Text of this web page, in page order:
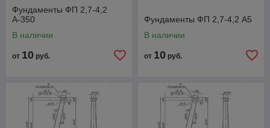
Фундаменты ФП 2,7-4,2
А-350
В наличии
от 10 руб.
Фундаменты ФП 2,7-4,2 А5
В наличии
от 10 руб.